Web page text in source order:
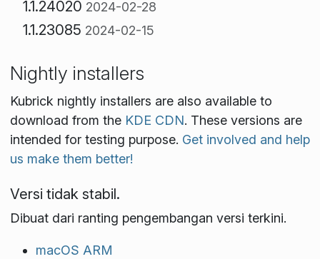
1.1.24020 2024-02-28
1.1.23085 2024-02-15
Nightly installers
Kubrick nightly installers are also available to
download from the KDE CDN. These versions are
intended for testing purpose. Get involved and help
us make them better!
Versi tidak stabil.
Dibuat dari ranting pengembangan versi terkini.
macOS ARM